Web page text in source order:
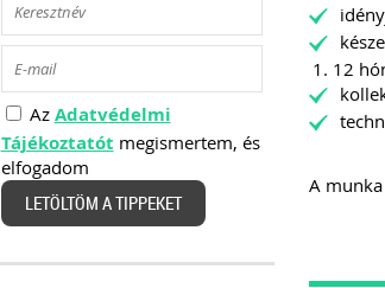
12
A munka
Az Adatvédelmi
Tájékoztatót megismertem, és
elfogadom
LETÖLTÖM A TIPPEKET